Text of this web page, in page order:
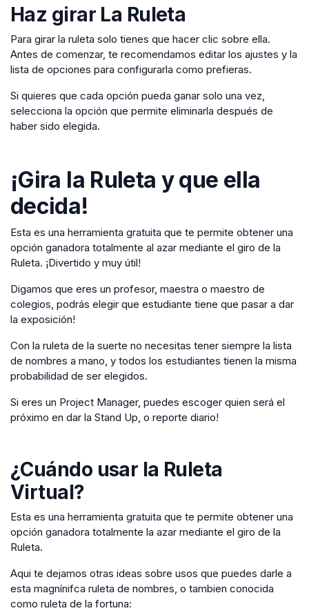
Haz girar La Ruleta
Para girar la ruleta solo tienes que hacer clic sobre ella.
Antes de comenzar, te recomendamos editar los ajustes y la
lista de opciones para configurarla como prefieras.
Si quieres que cada opción pueda ganar solo una vez,
selecciona la opción que permite eliminarla después de
haber sido elegida.
¡Gira la Ruleta y que ella
decida!
Esta es una herramienta gratuita que te permite obtener una
opción ganadora totalmente al azar mediante el giro de la
Ruleta. ¡Divertido y muy útil!
Digamos que eres un profesor, maestra o maestro de
colegios, podrás elegir que estudiante tiene que pasar a dar
la exposición!
Con la ruleta de la suerte no necesitas tener siempre la lista
de nombres a mano, y todos los estudiantes tienen la misma
probabilidad de ser elegidos.
Si eres un Project Manager, puedes escoger quien será el
próximo en dar la Stand Up, o reporte diario!
¿Cuándo usar la Ruleta
Virtual?
Esta es una herramienta gratuita que te permite obtener una
opción ganadora totalmente la azar mediante el giro de la
Ruleta.
Aqui te dejamos otras ideas sobre usos que puedes darle a
esta magnínifca ruleta de nombres, o tambien conocida
como ruleta de la fortuna: